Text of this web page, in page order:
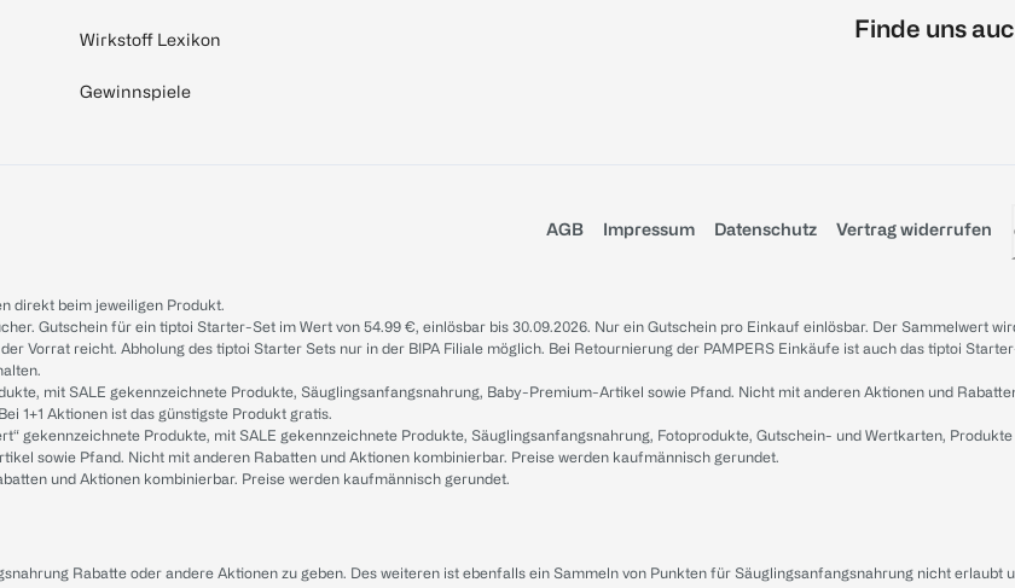
Wirkstoff Lexikon
Gewinnspiele
Finde uns
AGB Impressum Datenschutz Vertrag widerrufen
direkt beim jeweiligen Produkt.
Gutschein für ein tiptoi Starter-Set im Wert von 54.99 €, einlösbar bis 30.09.2026. Nur ein Gutschein pro Einkauf einlösbar. Der Sammelwert
Vorrat reicht. Abholung des tiptoi Starter Sets nur in der BIPA Filiale möglich. Bei Retournierung der PAMPERS Einkäufe ist auch das tiptoi
mit SALE gekennzeichnete Produkte, Säuglingsanfangsnahrung, Baby-Premium-Artikel sowie Pfand. Nicht mit anderen Aktionen und
1+1 Aktionen ist das günstigste Produkt gratis.
gekennzeichnete Produkte, mit SALE gekennzeichnete Produkte, Säuglingsanfangsnahrung, Fotoprodukte, Gutschein- und Wertkarten,
sowie Pfand. Nicht mit anderen Rabatten und Aktionen kombinierbar. Preise werden kaufmännisch gerundet.
und Aktionen kombinierbar. Preise werden kaufmännisch gerundet.
Rabatte oder andere Aktionen zu geben. Des weiteren ist ebenfalls ein Sammeln von Punkten für Säuglingsanfangsnahrung nicht erlaubt